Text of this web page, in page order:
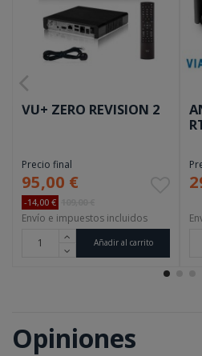
VU+ ZERO REVISION 2
Precio final
95,00 €
-14,00 €
Envío e impuestos incluidos
Añadir al carrito
Opiniones